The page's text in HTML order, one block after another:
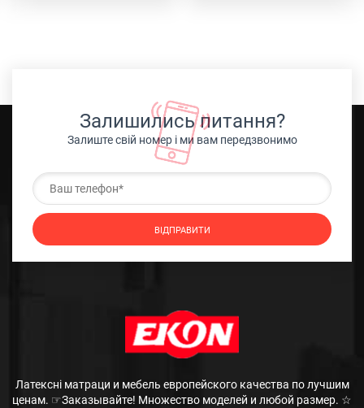
Залишились питання?
Залиште свій номер і ми вам передзвонимо
Латексні матраци и мебель европейского качества по лучшим
ценам. ☞Заказывайте! Множество моделей и любой размер. ☆